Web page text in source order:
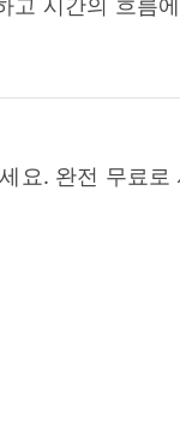
고 시간의 흐름
요. 완전 무료